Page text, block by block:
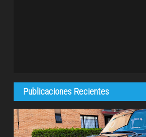
Publicaciones Recientes